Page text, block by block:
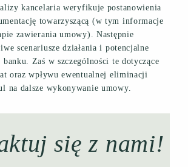
kancelaria weryfikuje postanowienia
towarzyszącą (w tym informacje
zawierania umowy). Następnie
scenariusze działania i potencjalne
banku. Zaś w szczególności te dotyczące
oraz wpływu ewentualnej eliminacji
na dalsze wykonywanie umowy.
się z nami!